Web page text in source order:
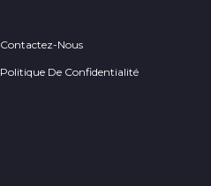
Contactez-Nous
Politique De Confidentialité